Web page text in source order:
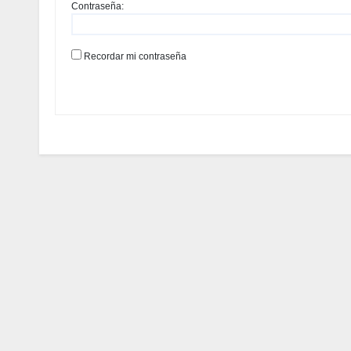
Contraseña:
Recordar mi contraseña